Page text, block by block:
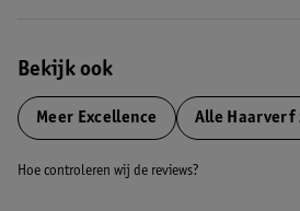
Bekijk ook
Meer Excellence Alle Haarverf
Hoe controleren wij de reviews?